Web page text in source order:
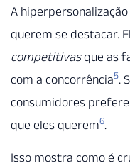
A
querem se destacar.
competitivasque as
com a concorrência5.
consumidores
que eles querem6.
Isso mostra como é